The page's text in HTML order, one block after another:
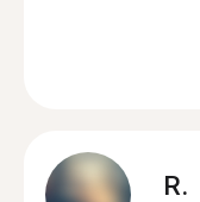
R.